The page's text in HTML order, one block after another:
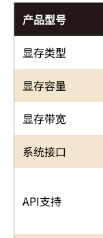
产品型号
显存类型
显存容量
显存带宽
系统接口
API支持